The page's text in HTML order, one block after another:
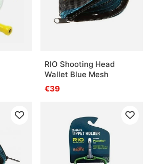
RIO Shooting Head
Wallet Blue Mesh
€39